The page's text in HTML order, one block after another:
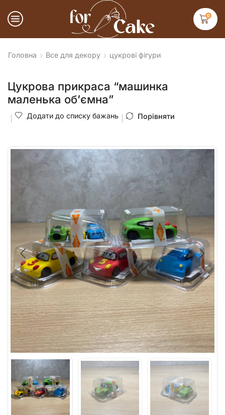
0
Головна Все для декору цукрові фігури
Цукрова прикраса “машинка
маленька об’ємна”
Додати до списку бажань Порівняти